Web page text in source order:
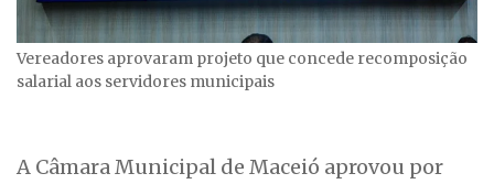
Vereadores aprovaram projeto que concede recomposição
salarial aos servidores municipais
A Câmara Municipal de Maceió aprovou por